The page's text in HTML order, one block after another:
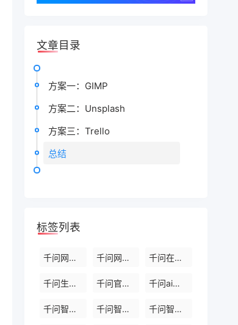
文章目录
方案一：GIMP
方案二：Unsplash
方案三：Trello
总结
标签列表
千问网页版入口 千问网页版入口官网 千问在线P图
千问生成论文平台 千问官网网页版入口 千问ai助手
千问智能体助手 千问智能体系统 千问智能体工具